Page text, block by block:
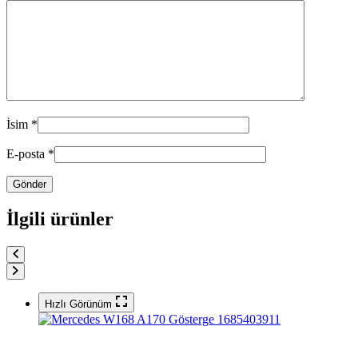
İsim *
E-posta *
İlgili ürünler
Hızlı Görünüm